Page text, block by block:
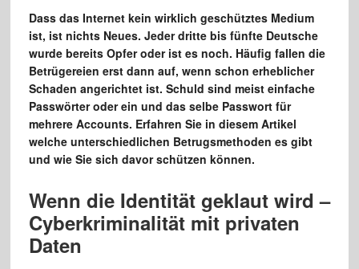
Dass das Internet kein wirklich geschütztes Medium
ist, ist nichts Neues. Jeder dritte bis fünfte Deutsche
wurde bereits Opfer oder ist es noch. Häufig fallen die
Betrügereien erst dann auf, wenn schon erheblicher
Schaden angerichtet ist. Schuld sind meist einfache
Passwörter oder ein und das selbe Passwort für
mehrere Accounts. Erfahren Sie in diesem Artikel
welche unterschiedlichen Betrugsmethoden es gibt
und wie Sie sich davor schützen können.
Wenn die Identität geklaut wird –
Cyberkriminalität mit privaten
Daten